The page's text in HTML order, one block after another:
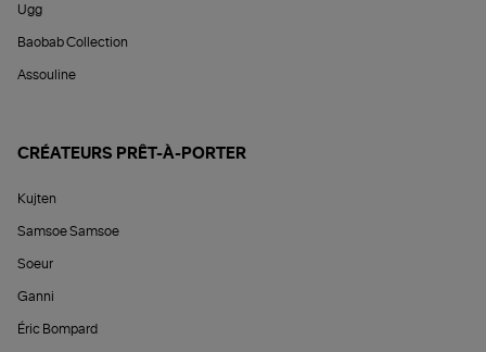
Ugg
Baobab Collection
Assouline
CRÉATEURS PRÊT-À-PORTER
Kujten
Samsoe Samsoe
Soeur
Ganni
Éric Bompard